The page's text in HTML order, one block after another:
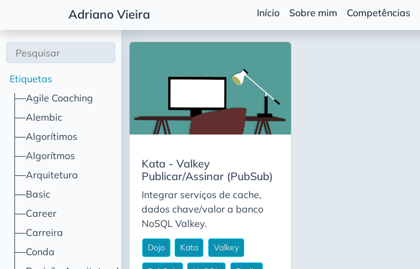
Adriano Vieira Início Sobre mim Competências
Etiquetas
Agile Coaching
Alembic
Algorítimos
Algorítmos
Arquitetura
Basic
Career
Carreira
Conda
Kata - Valkey
Publicar/Assinar (PubSub)
Integrar serviços de cache,
dados chave/valor a banco
NoSQL Valkey.
Dojo Kata Valkey